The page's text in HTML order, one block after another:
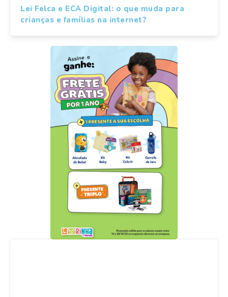
Lei Felca e ECA Digital: o que muda para
crianças e famílias na internet?